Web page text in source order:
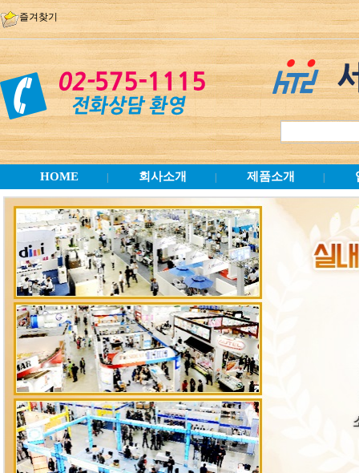
즐겨찾기
HOME 회사소개 제품소개